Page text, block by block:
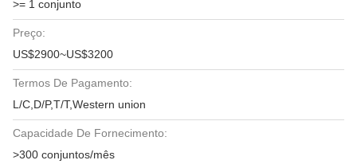
>= 1 conjunto
Preço:
US$2900~US$3200
Termos De Pagamento:
L/C,D/P,T/T,Western union
Capacidade De Fornecimento:
>300 conjuntos/mês